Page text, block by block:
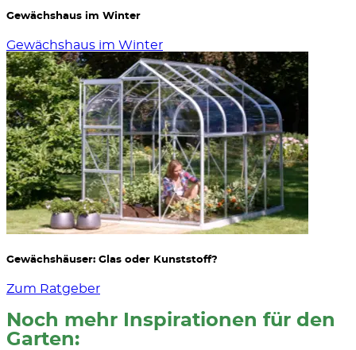
Gewächshaus im Winter
Gewächshaus im Winter
Gewächshäuser: Glas oder Kunststoff?
Zum Ratgeber
Noch mehr Inspirationen für den
Garten: